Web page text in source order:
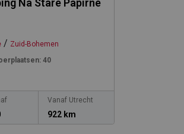
Na Stare Papirne
/ Zuid-Bohemen
40
Vanaf Utrecht
922 km